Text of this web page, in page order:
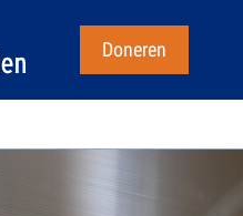
Doneren